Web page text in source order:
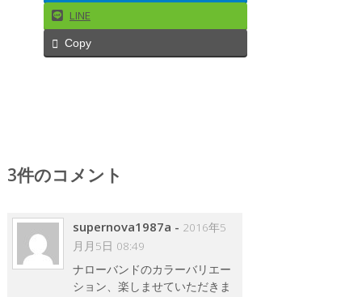
LINE
Copy
3件のコメント
supernova1987a - 2016年5
月月5日 08:49
ナローバンドのカラーバリエー
ション、楽しませていただきま